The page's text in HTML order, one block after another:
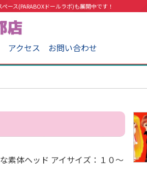
ス(PARABOXドールラボ)も展開中です！
アクセス お問い合わせ
体ヘッド アイサイズ：１０～